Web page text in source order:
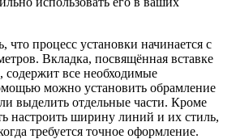
что процесс установки начинается с
Вкладка, посвящённая вставке
содержит все необходимые
можно установить обрамление
выделить отдельные части. Кроме
настроить ширину линий и их стиль,
требуется точное оформление.